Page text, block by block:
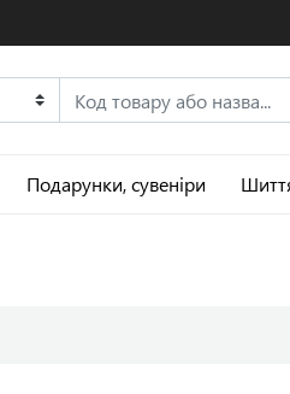
Подарунки, сувеніри